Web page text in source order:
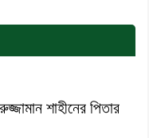
শাহীনের পিতার